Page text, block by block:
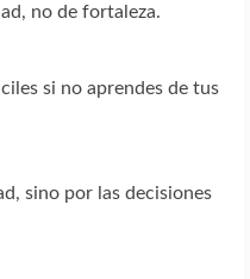
no de fortaleza.
si no aprendes de tus
sino por las decisiones